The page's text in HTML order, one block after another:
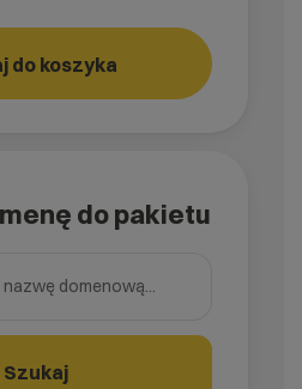
do koszyka
do pakietu
Szukaj